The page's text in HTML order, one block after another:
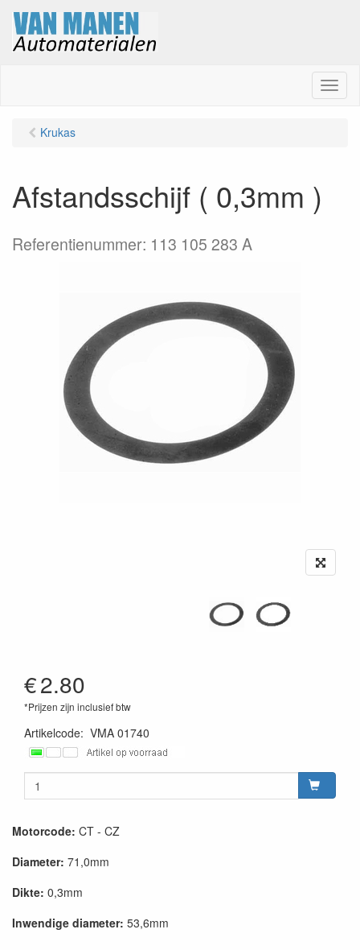
M
e
Krukas
Afstandsschijf ( 0,3mm )
Referentienummer: 113 105 283 A
€2.80
*Prijzen zijn inclusief btw
Artikelcode: VMA 01740
Motorcode: CT - CZ
Diameter: 71,0mm
Dikte: 0,3mm
Inwendige diameter: 53,6mm